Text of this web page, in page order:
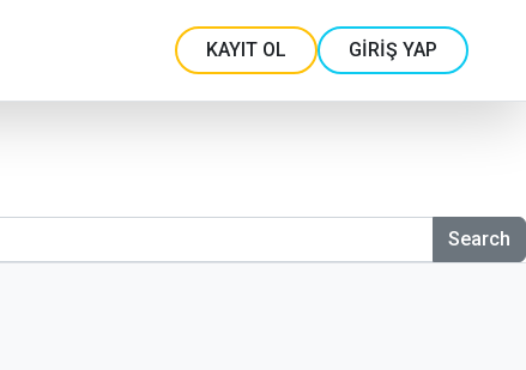
KAYIT OL GİRİŞ YAP
Search